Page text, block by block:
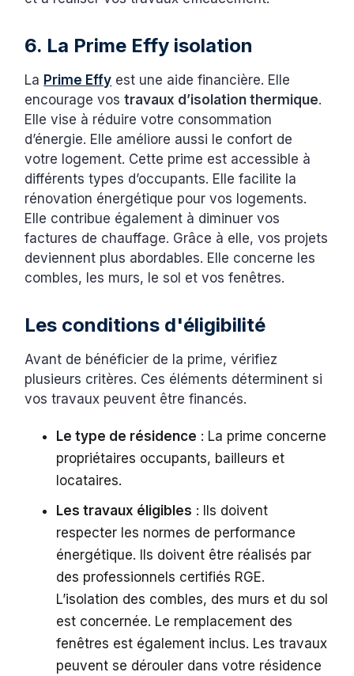
6. La Prime Effy isolation
La Prime Effy est une aide financière. Elle
encourage vostravaux d’isolation thermique.
Elle vise à réduire votre consommation
d’énergie. Elle améliore aussi le confort de
votre logement. Cette prime est accessible à
différents types d’occupants. Elle facilite la
rénovation énergétique pour vos logements.
Elle contribue également à diminuer vos
factures de chauffage. Grâce à elle, vos projets
deviennent plus abordables. Elle concerne les
combles, les murs, le sol et vos fenêtres.
Les conditions d'éligibilité
Avant de bénéficier de la prime, vérifiez
plusieurs critères. Ces éléments déterminent si
vos travaux peuvent être financés.
Le type de résidence : La prime concerne
propriétaires occupants, bailleurs et
locataires.
Les travaux éligibles : Ils doivent
respecter les normes de performance
énergétique. Ils doivent être réalisés par
des professionnels certifiés RGE.
L’isolation des combles, des murs et du sol
est concernée. Le remplacement des
fenêtres est également inclus. Les travaux
peuvent se dérouler dans votre résidence